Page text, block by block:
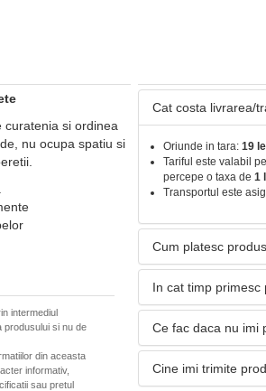
si ordinea
nu ocupa spatiu si
intermediul
produsului si nu de
din aceasta
informativ,
sau pretul
Cat costa livrarea/
Oriunde in tara: 19
Tariful este valabil
percepe o taxa de 1
Transportul este
Cum platesc
In cat timp primesc
Ce fac daca nu imi
Cine imi trimite